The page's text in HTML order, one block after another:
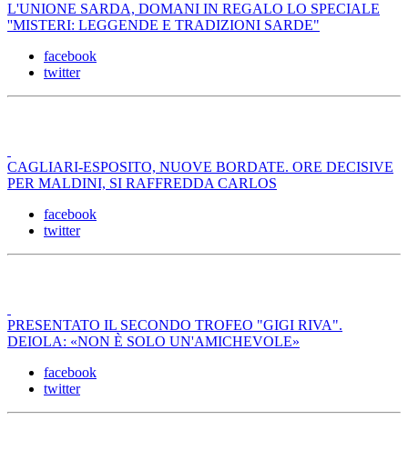
L'UNIONE SARDA, DOMANI IN REGALO LO SPECIALE
''MISTERI: LEGGENDE E TRADIZIONI SARDE"
facebook
twitter
CAGLIARI-ESPOSITO, NUOVE BORDATE. ORE DECISIVE
PER MALDINI, SI RAFFREDDA CARLOS
facebook
twitter
PRESENTATO IL SECONDO TROFEO "GIGI RIVA".
DEIOLA: «NON È SOLO UN'AMICHEVOLE»
facebook
twitter